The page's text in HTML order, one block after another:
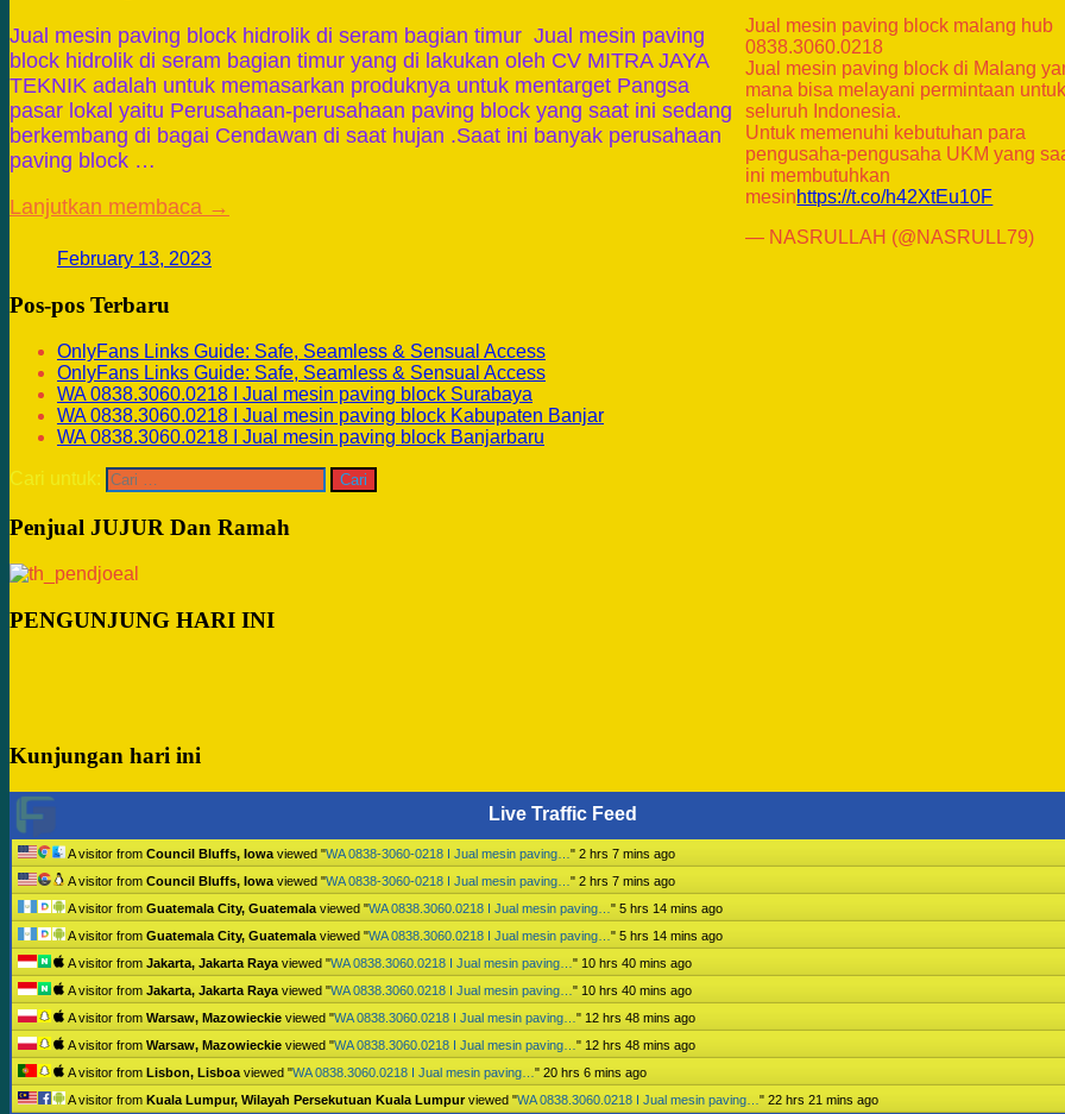
Jual mesin paving block hidrolik di seram bagian timur Jual mesin paving
block hidrolik di seram bagian timur yang di lakukan oleh CV MITRA JAYA
TEKNIK adalah untuk memasarkan produknya untuk mentarget Pangsa
pasar lokal yaitu Perusahaan-perusahaan paving block yang saat ini sedang
berkembang di bagai Cendawan di saat hujan .Saat ini banyak perusahaan
paving block …
Lanjutkan membaca →
Jual mesin paving block malang hub
0838.3060.0218
Jual mesin paving block di Malang
mana bisa melayani permintaan untuk
seluruh Indonesia.
Untuk memenuhi kebutuhan para
pengusaha-pengusaha UKM yang
ini membutuhkan
mesinhttps://t.co/h42XtEu10F
— NASRULLAH (@NASRULL79)
February 13, 2023
Pos-pos Terbaru
OnlyFans Links Guide: Safe, Seamless & Sensual Access
OnlyFans Links Guide: Safe, Seamless & Sensual Access
WA 0838.3060.0218 I Jual mesin paving block Surabaya
WA 0838.3060.0218 I Jual mesin paving block Kabupaten Banjar
WA 0838.3060.0218 I Jual mesin paving block Banjarbaru
Cari untuk:
Penjual JUJUR Dan Ramah
PENGUNJUNG HARI INI
Kunjungan hari ini
Live Traffic Feed
A visitor from Council Bluffs, Iowa viewed "WA 0838-3060-0218 I Jual mesin paving… " 2 hrs 7 mins ago
A visitor from Council Bluffs, Iowa viewed "WA 0838-3060-0218 I Jual mesin paving… " 2 hrs 7 mins ago
A visitor from Guatemala City, Guatemala viewed "WA 0838.3060.0218 I Jual mesin paving… " 5 hrs 14 mins ago
A visitor from Guatemala City, Guatemala viewed "WA 0838.3060.0218 I Jual mesin paving… " 5 hrs 14 mins ago
A visitor from Jakarta, Jakarta Raya viewed "WA 0838.3060.0218 I Jual mesin paving… " 10 hrs 40 mins ago
A visitor from Jakarta, Jakarta Raya viewed "WA 0838.3060.0218 I Jual mesin paving… " 10 hrs 40 mins ago
A visitor from Warsaw, Mazowieckie viewed "WA 0838.3060.0218 I Jual mesin paving… " 12 hrs 48 mins ago
A visitor from Warsaw, Mazowieckie viewed "WA 0838.3060.0218 I Jual mesin paving… " 12 hrs 48 mins ago
A visitor from Lisbon, Lisboa viewed "WA 0838.3060.0218 I Jual mesin paving… " 20 hrs 6 mins ago
A visitor from Kuala Lumpur, Wilayah Persekutuan Kuala Lumpurviewed "WA 0838.3060.0218 I Jual mesin paving… " 22 hrs 21 mins ago